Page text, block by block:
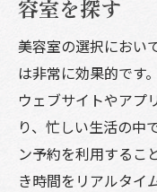
堺市の文化
地元のス
地元密着
堺市のト
美容室を
堺市の美
容室を探す
美容室の選択におい
は非常に効果的です
ウェブサイトやアプ
り、忙しい生活の中
ン予約を利用するこ
き時間をリアルタイ